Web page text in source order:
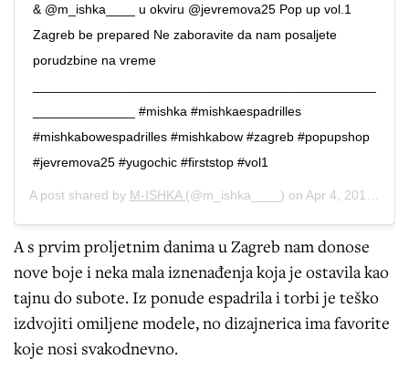
& @m_ishka____ u okviru @jevremova25 Pop up vol.1
Zagreb be prepared Ne zaboravite da nam posaljete
porudzbine na vreme
______________ #mishka #mishkaespadrilles
#mishkabowespadrilles #mishkabow #zagreb #popupshop
#jevremova25 #yugochic #firststop #vol1
A post shared by M-ISHKA (@m_ishka____) on Apr 4, 2019 at 12:06am PDT
A s prvim proljetnim danima u Zagreb nam donose
nove boje i neka mala iznenađenja koja je ostavila kao
tajnu do subote. Iz ponude espadrila i torbi je teško
izdvojiti omiljene modele, no dizajnerica ima favorite
koje nosi svakodnevno.